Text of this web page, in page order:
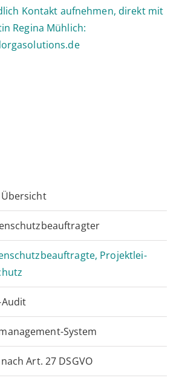
Kontakt aufnehmen, direkt mit
Regina Mühlich:
Pro­jekt­lei­
System
Art. 27 DSGVO